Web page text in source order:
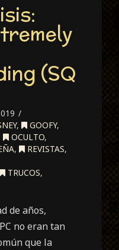
(SQ
, GOOFY,
OCULTO,
, REVISTAS,
TRUCOS,
de años,
no eran tan
que la